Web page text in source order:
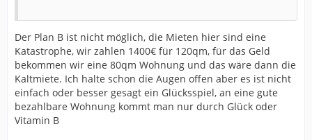
Der Plan B ist nicht möglich, die Mieten hier sind eine
Katastrophe, wir zahlen 1400€ für 120qm, für das Geld
bekommen wir eine 80qm Wohnung und das wäre dann die
Kaltmiete. Ich halte schon die Augen offen aber es ist nicht
einfach oder besser gesagt ein Glücksspiel, an eine gute
bezahlbare Wohnung kommt man nur durch Glück oder
Vitamin B